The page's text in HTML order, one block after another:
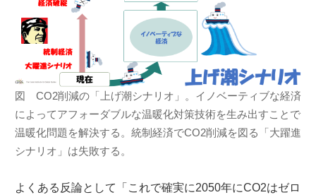
図 CO2削減の「上げ潮シナリオ」。イノベーティブな経済
によってアフォーダブルな温暖化対策技術を生み出すことで
温暖化問題を解決する。統制経済でCO2削減を図る「大躍進
シナリオ」は失敗する。
よくある反論として「これで確実に2050年にCO2はゼロ